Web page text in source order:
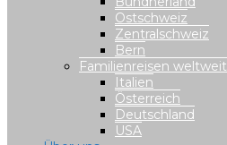
Ostschweiz
Zentralschweiz
Bern
Familienreisen weltweit
Italien
Österreich
Deutschland
USA